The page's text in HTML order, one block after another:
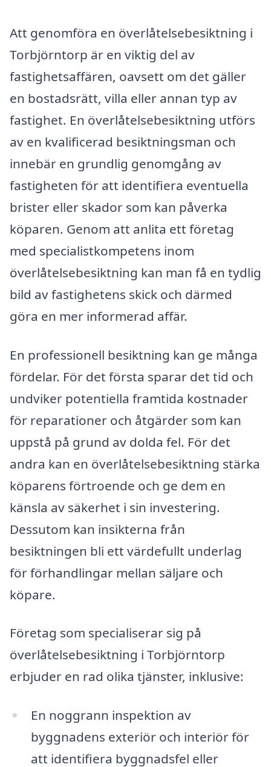
Att genomföra en överlåtelsebesiktning i
Torbjörntorp är en viktig del av
fastighetsaffären, oavsett om det gäller
en bostadsrätt, villa eller annan typ av
fastighet. En överlåtelsebesiktning utförs
av en kvalificerad besiktningsman och
innebär en grundlig genomgång av
fastigheten för att identifiera eventuella
brister eller skador som kan påverka
köparen. Genom att anlita ett företag
med specialistkompetens inom
överlåtelsebesiktning kan man få en tydlig
bild av fastighetens skick och därmed
göra en mer informerad affär.
En professionell besiktning kan ge många
fördelar. För det första sparar det tid och
undviker potentiella framtida kostnader
för reparationer och åtgärder som kan
uppstå på grund av dolda fel. För det
andra kan en överlåtelsebesiktning stärka
köparens förtroende och ge dem en
känsla av säkerhet i sin investering.
Dessutom kan insikterna från
besiktningen bli ett värdefullt underlag
för förhandlingar mellan säljare och
köpare.
Företag som specialiserar sig på
överlåtelsebesiktning i Torbjörntorp
erbjuder en rad olika tjänster, inklusive:
En noggrann inspektion av
byggnadens exteriör och interiör för
att identifiera byggnadsfel eller